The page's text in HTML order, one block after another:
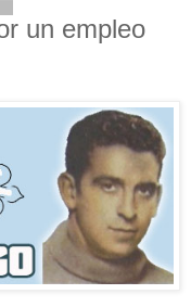
un empleo